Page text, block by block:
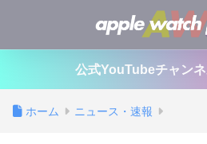
公式YouTubeチャンネ
ホーム ニュース・速報